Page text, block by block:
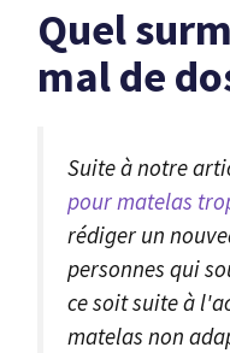
Quel
mal de
Suite à notre
pour matelas
rédiger un
personnes qui
ce soit suite à
matelas non